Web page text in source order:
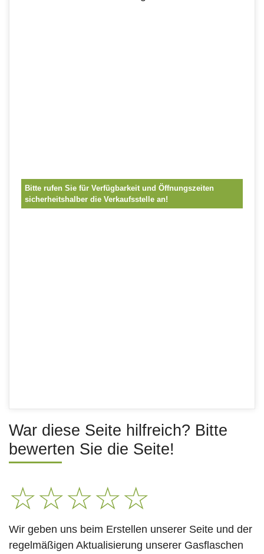
Bitte rufen Sie für Verfügbarkeit und Öffnungszeiten
sicherheitshalber die Verkaufsstelle an!
War diese Seite hilfreich? Bitte
bewerten Sie die Seite!
☆☆☆☆☆
Wir geben uns beim Erstellen unserer Seite und der
regelmäßigen Aktualisierung unserer Gasflaschen